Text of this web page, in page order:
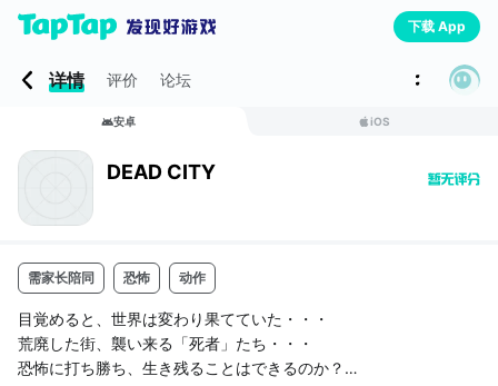
下载 App
详情 评价 论坛
安卓 iOS
DEAD CITY
需家长陪同 恐怖 动作
目覚めると、世界は変わり果てていた・・・
荒廃した街、襲い来る「死者」たち・・・
恐怖に打ち勝ち、生き残ることはできるのか？